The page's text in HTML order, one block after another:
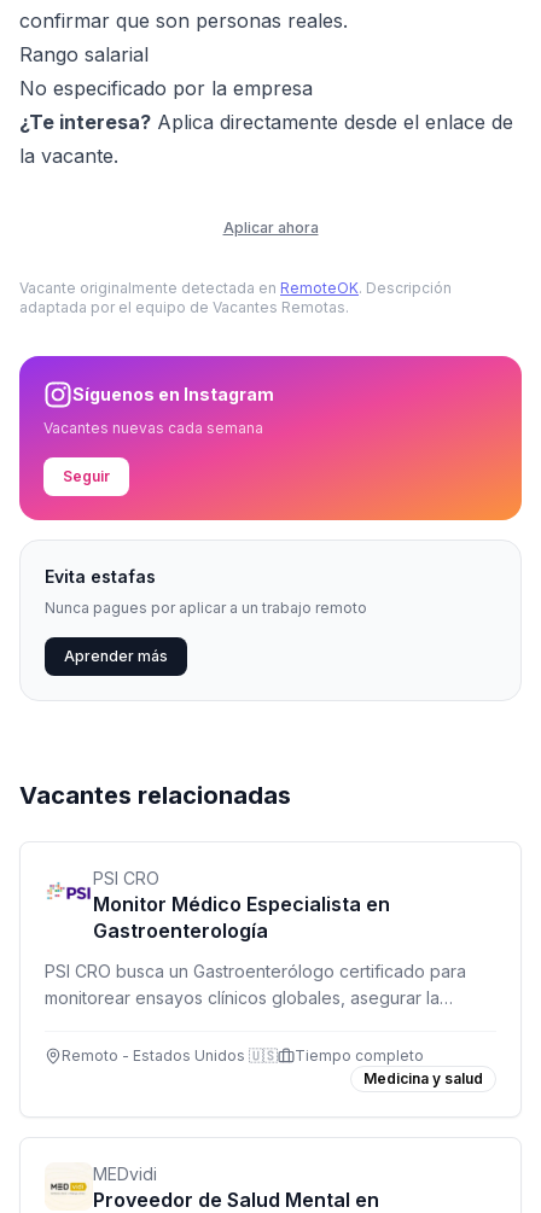
confirmar que son personas reales.
Rango salarial
No especificado por la empresa
¿Te interesa? Aplica directamente desde el enlace de
la vacante.
Aplicar ahora
Vacante originalmente detectada en RemoteOK. Descripción
adaptada por el equipo de Vacantes Remotas.
Síguenos en Instagram
Vacantes nuevas cada semana
Seguir
Evita estafas
Nunca pagues por aplicar a un trabajo remoto
Aprender más
Vacantes relacionadas
PSI CRO
Monitor Médico Especialista en
Gastroenterología
PSI CRO busca un Gastroenterólogo certificado para
monitorear ensayos clínicos globales, asegurar la
médico de alto nivel.
Remoto - Estados Unidos 🇺🇸
Tiempo completo
Medicina y salud
MEDvidi
Proveedor de Salud Mental en